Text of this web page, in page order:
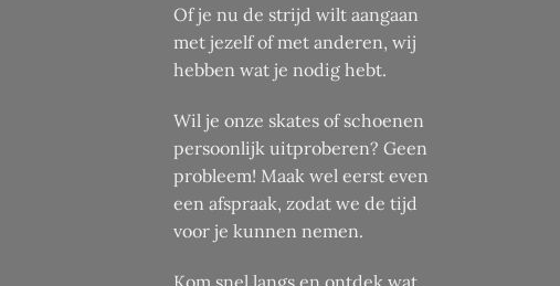
Of je nu de strijd wilt aangaan
met jezelf of met anderen, wij
hebben wat je nodig hebt.
Wil je onze skates of schoenen
persoonlijk uitproberen? Geen
probleem! Maak wel eerst even
een afspraak, zodat we de tijd
voor je kunnen nemen.
Kom snel langs en ontdek wat